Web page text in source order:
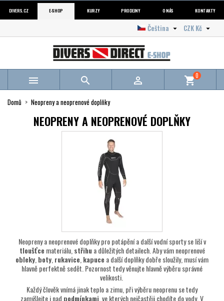
DIVERS.CZ E-SHOP KURZY PRODEJNY O NÁS KONTAKTY
CZK Kč 
Čeština 
   shopping_cart0
Domů Neopreny a neoprenové doplňky
NEOPRENY A NEOPRENOVÉ DOPLŇKY
Neopreny a neoprenové doplňky pro potápění a další vodní sporty se liší v
tloušťce materiálu, střihu a důležitých detailech. Aby vám neoprenové
obleky boty rukavice kapuce a další doplňky dobře sloužily, musí vám
hlavně perfektně sedět. Pozornost tedy věnujte hlavně výběru správné
velikosti.
Každý člověk vnímá jinak teplo a zimu, při výběru neoprenu se tedy
zamýšlejte i nad podmínkami , ve kterých nejčastěji chodíte do vody. V